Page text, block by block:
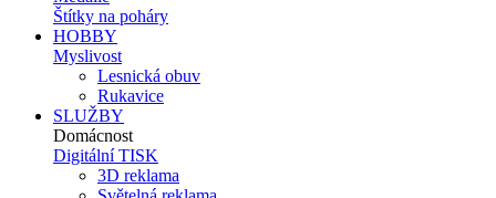
Štítky na poháry
HOBBY
Myslivost
Lesnická obuv
Rukavice
SLUŽBY
Domácnost
Digitální TISK
3D reklama